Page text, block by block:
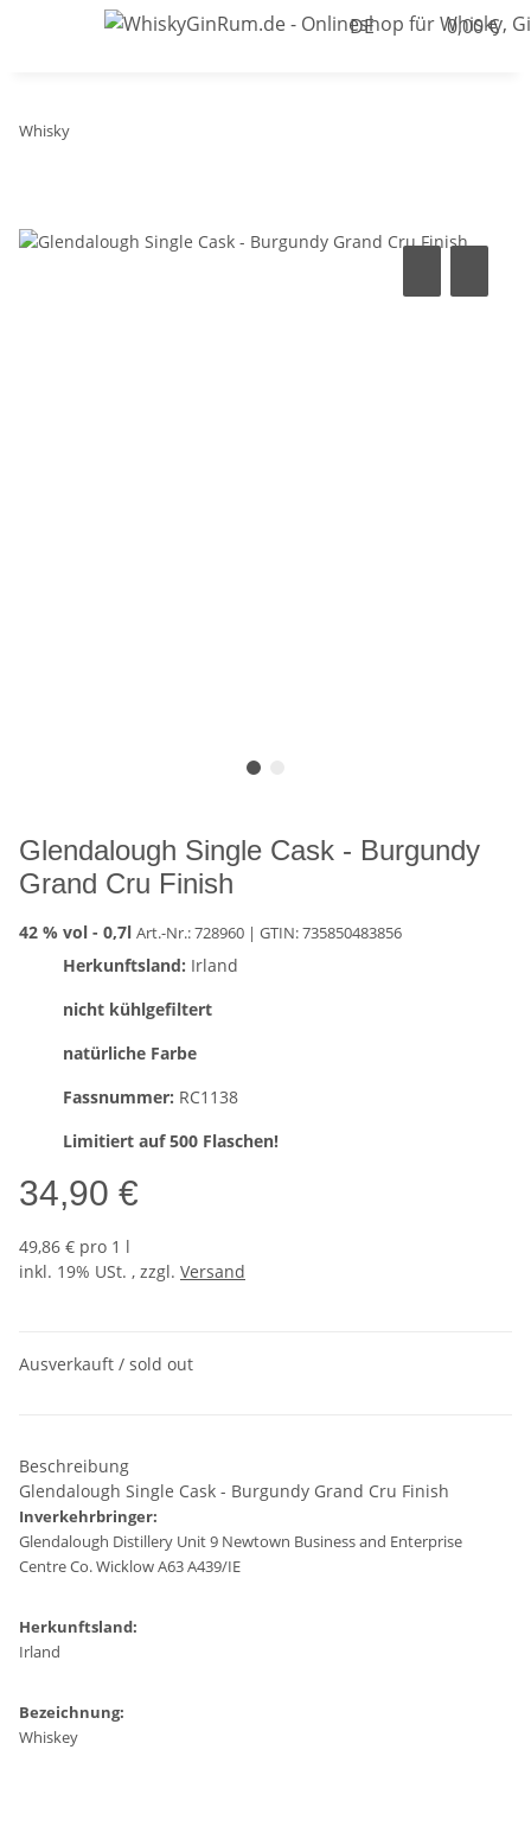
DE 0,00 €
Whisky
Glendalough Single Cask - Burgundy
Grand Cru Finish
42 % vol - 0,7l Art.-Nr.: 728960 | GTIN:735850483856
Herkunftsland: Irland
nicht kühlgefiltert
natürliche Farbe
Fassnummer: RC1138
Limitiert auf 500 Flaschen!
34,90 €
49,86 € pro 1 l
inkl. 19% USt. , zzgl. Versand
Ausverkauft / sold out
Beschreibung
Glendalough Single Cask - Burgundy Grand Cru Finish
Inverkehrbringer:
Glendalough Distillery Unit 9 Newtown Business and Enterprise
Centre Co. Wicklow A63 A439/IE
Herkunftsland:
Irland
Bezeichnung:
Whiskey